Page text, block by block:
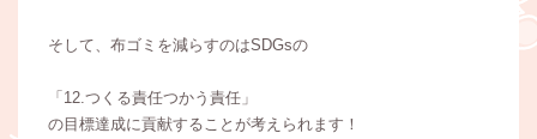
そして、布ゴミを減らすのはSDGsの
「12.つくる責任つかう責任」
の目標達成に貢献することが考えられます！